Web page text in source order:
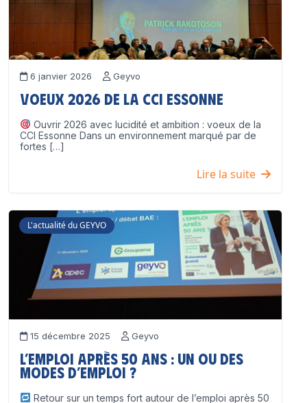
6 janvier 2026 Geyvo
Voeux 2026 de la CCI Essonne
Ouvrir 2026 avec lucidité et ambition : voeux de la
CCI Essonne Dans un environnement marqué par de
fortes […]
Lire la suite
L'actualité du GEYVO
15 décembre 2025 Geyvo
L’emploi après 50 ans : un ou des
modes d’emploi ?
Retour sur un temps fort autour de l’emploi après 50